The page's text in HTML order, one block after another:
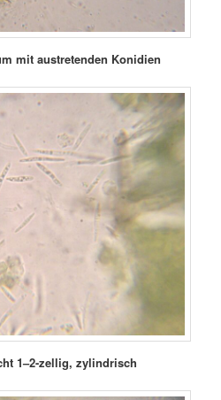
mit austretenden Konidien
1–2-zellig, zylindrisch